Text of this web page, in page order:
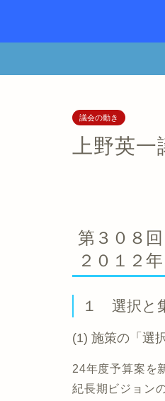
議会の動き
上野英
第３０８
２０１２
１ 選択と
(1) 施策の「選
24年度予算案を
紀長期ビジョン